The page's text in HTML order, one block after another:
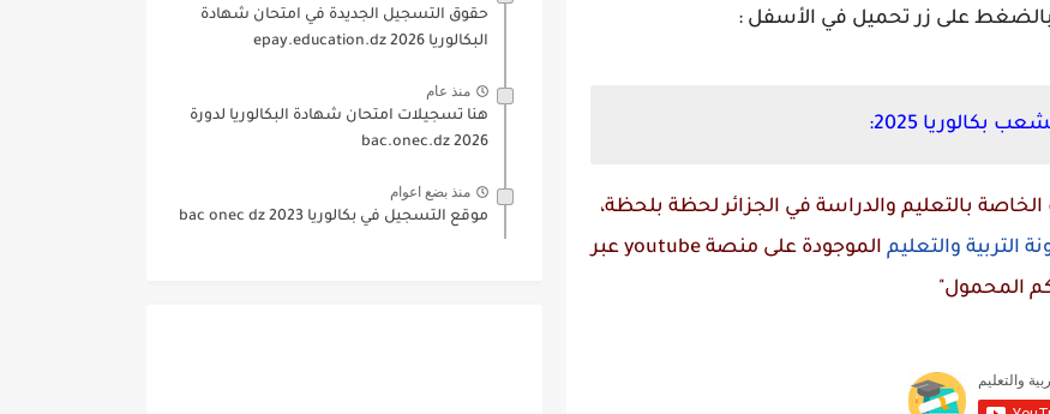
2025:
بالتعليم والدراسة في الجزائر لحظة بلحظة،
التربية والتعليم الموجودة على منصةyoutube عبر
المحمول"
حقوق التسجيل الجديدة في امتحان شهادة
البكالوريا 2026 epay.education.dz
منذ عام
هنا تسجيلات امتحان شهادة البكالوريا لدورة
2026 bac.onec.dz
منذ بضع اعوام
موقع التسجيل في بكالوريا 2023 bac onec dz